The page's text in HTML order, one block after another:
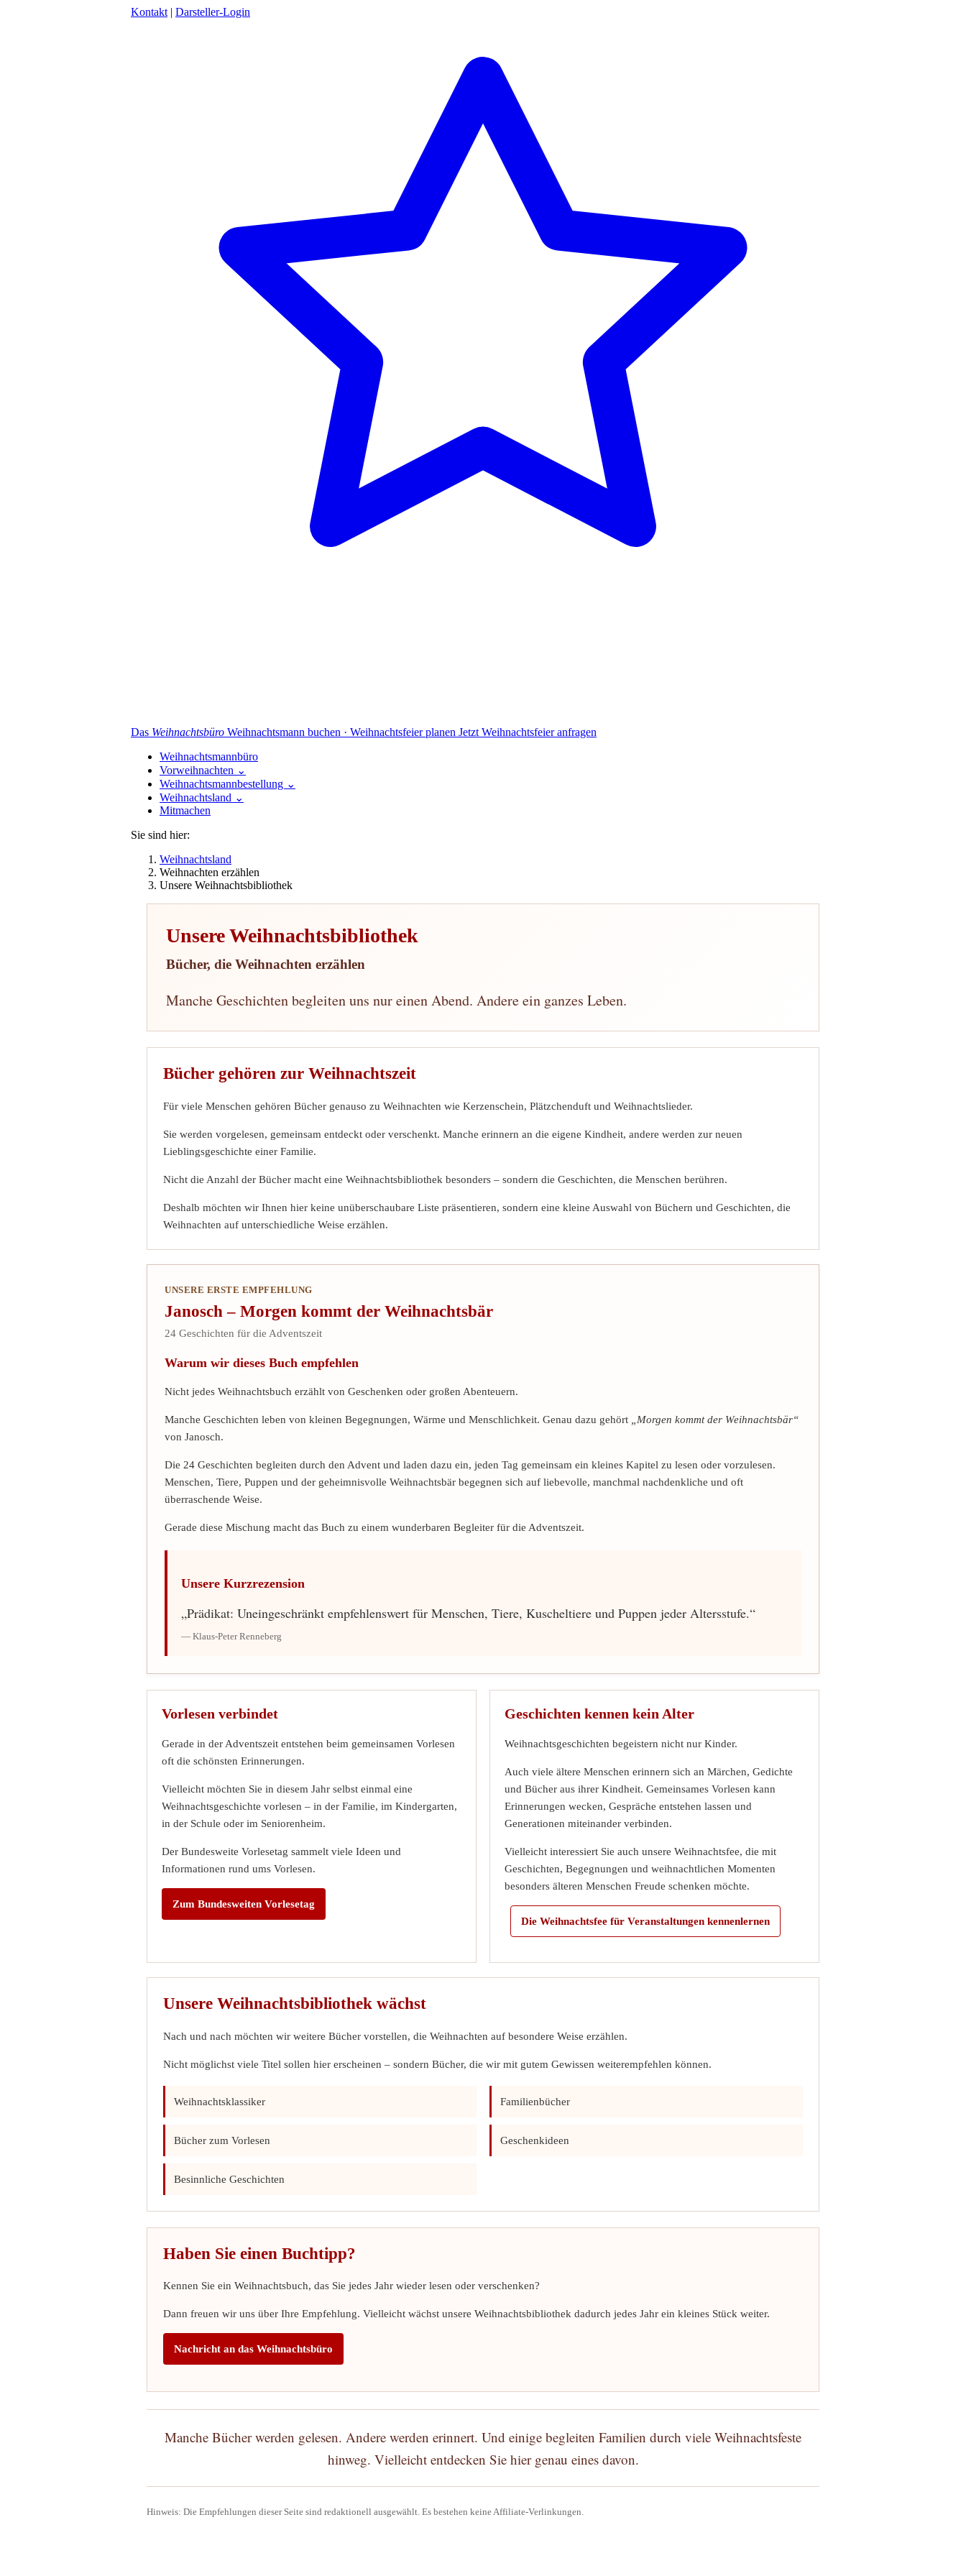
Kontakt | Darsteller-Login
Das Weihnachtsbüro Weihnachtsmann buchen · Weihnachtsfeier planen Jetzt Weihnachtsfeier anfragen
Weihnachtsmannbüro
Vorweihnachten ⌄
Weihnachtsmannbestellung ⌄
Weihnachtsland ⌄
Mitmachen
Sie sind hier:
Weihnachtsland
Weihnachten erzählen
Unsere Weihnachtsbibliothek
Unsere Weihnachtsbibliothek
Bücher, die Weihnachten erzählen
Manche Geschichten begleiten uns nur einen Abend. Andere ein ganzes Leben.
Bücher gehören zur Weihnachtszeit
Für viele Menschen gehören Bücher genauso zu Weihnachten wie Kerzenschein, Plätzchenduft und Weihnachtslieder.
Sie werden vorgelesen, gemeinsam entdeckt oder verschenkt. Manche erinnern an die eigene Kindheit, andere werden zur neuen
Lieblingsgeschichte einer Familie.
Nicht die Anzahl der Bücher macht eine Weihnachtsbibliothek besonders – sondern die Geschichten, die Menschen berühren.
Deshalb möchten wir Ihnen hier keine unüberschaubare Liste präsentieren, sondern eine kleine Auswahl von Büchern und Geschichten, die
Weihnachten auf unterschiedliche Weise erzählen.
UNSERE ERSTE EMPFEHLUNG
Janosch – Morgen kommt der Weihnachtsbär
24 Geschichten für die Adventszeit
Warum wir dieses Buch empfehlen
Nicht jedes Weihnachtsbuch erzählt von Geschenken oder großen Abenteuern.
Manche Geschichten leben von kleinen Begegnungen, Wärme und Menschlichkeit. Genau dazu gehört „Morgen kommt der Weihnachtsbär“
von Janosch.
Die 24 Geschichten begleiten durch den Advent und laden dazu ein, jeden Tag gemeinsam ein kleines Kapitel zu lesen oder vorzulesen.
Menschen, Tiere, Puppen und der geheimnisvolle Weihnachtsbär begegnen sich auf liebevolle, manchmal nachdenkliche und oft
überraschende Weise.
Gerade diese Mischung macht das Buch zu einem wunderbaren Begleiter für die Adventszeit.
Unsere Kurzrezension
„Prädikat: Uneingeschränkt empfehlenswert für Menschen, Tiere, Kuscheltiere und Puppen jeder Altersstufe.“
— Klaus-Peter Renneberg
Vorlesen verbindet
Gerade in der Adventszeit entstehen beim gemeinsamen Vorlesen
oft die schönsten Erinnerungen.
Vielleicht möchten Sie in diesem Jahr selbst einmal eine
Weihnachtsgeschichte vorlesen – in der Familie, im Kindergarten,
in der Schule oder im Seniorenheim.
Der Bundesweite Vorlesetag sammelt viele Ideen und
Informationen rund ums Vorlesen.
Zum Bundesweiten Vorlesetag
Geschichten kennen kein Alter
Weihnachtsgeschichten begeistern nicht nur Kinder.
Auch viele ältere Menschen erinnern sich an Märchen, Gedichte
und Bücher aus ihrer Kindheit. Gemeinsames Vorlesen kann
Erinnerungen wecken, Gespräche entstehen lassen und
Generationen miteinander verbinden.
Vielleicht interessiert Sie auch unsere Weihnachtsfee, die mit
Geschichten, Begegnungen und weihnachtlichen Momenten
besonders älteren Menschen Freude schenken möchte.
Die Weihnachtsfee für Veranstaltungen kennenlernen
Unsere Weihnachtsbibliothek wächst
Nach und nach möchten wir weitere Bücher vorstellen, die Weihnachten auf besondere Weise erzählen.
Nicht möglichst viele Titel sollen hier erscheinen – sondern Bücher, die wir mit gutem Gewissen weiterempfehlen können.
Weihnachtsklassiker Familienbücher
Bücher zum Vorlesen Geschenkideen
Besinnliche Geschichten
Haben Sie einen Buchtipp?
Kennen Sie ein Weihnachtsbuch, das Sie jedes Jahr wieder lesen oder verschenken?
Dann freuen wir uns über Ihre Empfehlung. Vielleicht wächst unsere Weihnachtsbibliothek dadurch jedes Jahr ein kleines Stück weiter.
Nachricht an das Weihnachtsbüro
Manche Bücher werden gelesen. Andere werden erinnert. Und einige begleiten Familien durch viele Weihnachtsfeste
hinweg. Vielleicht entdecken Sie hier genau eines davon.
Hinweis: Die Empfehlungen dieser Seite sind redaktionell ausgewählt. Es bestehen keine Affiliate-Verlinkungen.